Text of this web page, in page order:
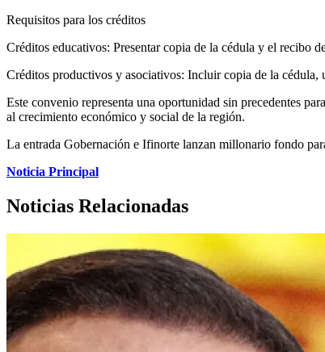
Requisitos para los créditos
Créditos educativos: Presentar copia de la cédula y el recibo
Créditos productivos y asociativos: Incluir copia de la
Este convenio representa una oportunidad sin precedentes
al crecimiento económico y social de la región.
La entrada Gobernación e Ifinorte lanzan millonario fondo
Noticia Principal
Noticias Relacionadas